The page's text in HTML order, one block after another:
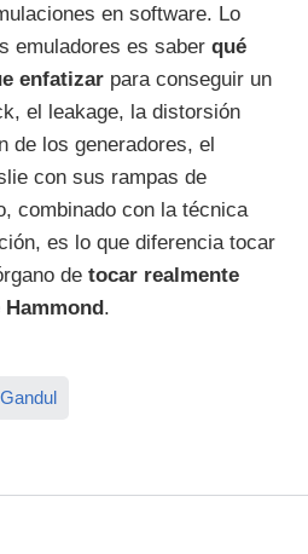
en software. Lo
emuladores es saber qué
enfatizar para conseguir un
el leakage, la distorsión
de los generadores, el
con sus rampas de
combinado con la técnica
es lo que diferencia tocar
de tocar realmente
.